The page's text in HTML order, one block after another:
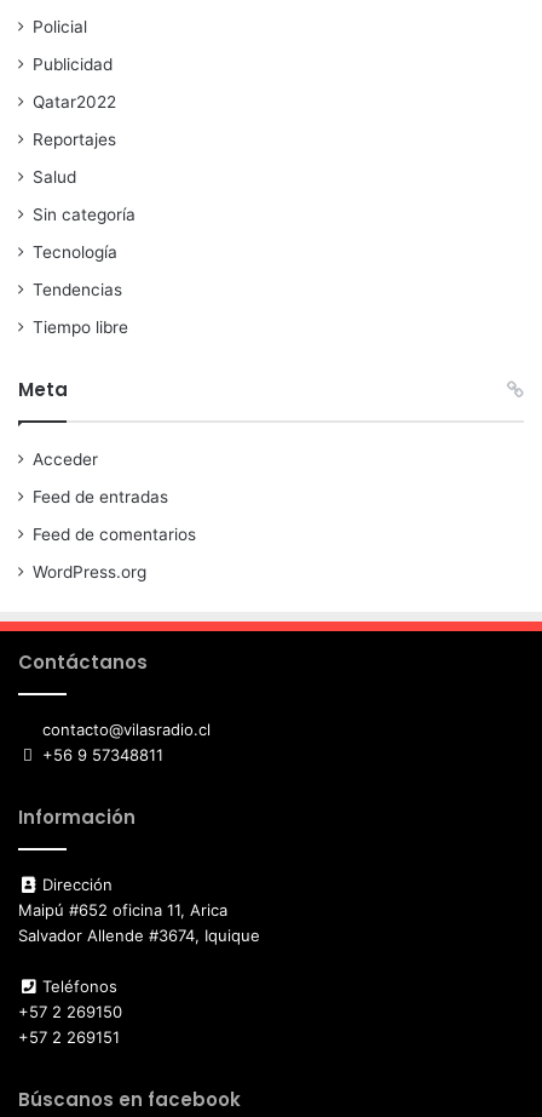
Policial
Publicidad
Qatar2022
Reportajes
Salud
Sin categoría
Tecnología
Tendencias
Tiempo libre
Meta
Acceder
Feed de entradas
Feed de comentarios
WordPress.org
Contáctanos
contacto@vilasradio.cl
+56 9 57348811
Información
Dirección
Maipú #652 oficina 11, Arica
Salvador Allende #3674, Iquique
Teléfonos
+57 2 269150
+57 2 269151
Búscanos en facebook